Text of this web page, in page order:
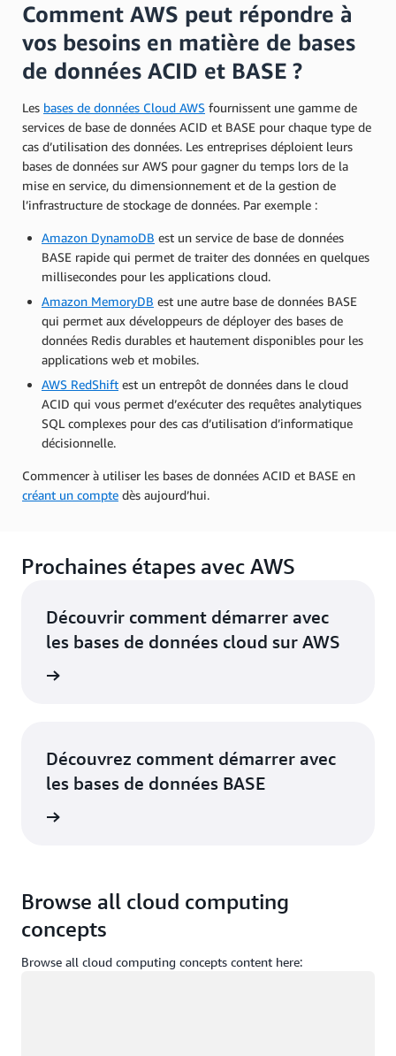
Comment AWS peut répondre à
vos besoins en matière de bases
de données ACID et BASE ?
Les bases de données Cloud AWS fournissent une gamme de
services de base de données ACID et BASE pour chaque type de
cas d’utilisation des données. Les entreprises déploient leurs
bases de données sur AWS pour gagner du temps lors de la
mise en service, du dimensionnement et de la gestion de
l’infrastructure de stockage de données. Par exemple :
Amazon DynamoDB est un service de base de données
BASE rapide qui permet de traiter des données en quelques
millisecondes pour les applications cloud.
Amazon MemoryDB est une autre base de données BASE
qui permet aux développeurs de déployer des bases de
données Redis durables et hautement disponibles pour les
applications web et mobiles.
AWS RedShift est un entrepôt de données dans le cloud
ACID qui vous permet d’exécuter des requêtes analytiques
SQL complexes pour des cas d’utilisation d’informatique
décisionnelle.
Commencer à utiliser les bases de données ACID et BASE en
créant un compte dès aujourd’hui.
Prochaines étapes avec AWS
Découvrir comment démarrer avec
les bases de données cloud sur AWS
Découvrez comment démarrer avec
les bases de données BASE
Browse all cloud computing
concepts
Browse all cloud computing concepts content here: